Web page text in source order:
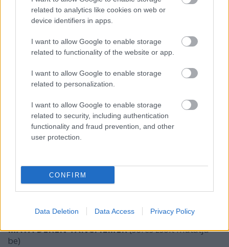
related to analytics like cookies on web or
device identifiers in apps.
I want to allow Google to enable storage
related to functionality of the website or app.
I want to allow Google to enable storage
related to personalization.
I want to allow Google to enable storage
related to security, including authentication
functionality and fraud prevention, and other
user protection.
CONFIRM
Data Deletion Data Access Privacy Policy
A jelenetek úgy követik egymást, ahogy egy
naplóban a személyes bejegyzések, intim
falakat építünk magunk és egymás köré, néha pedig
lebontjuk őket. Olykor, villanásnyi időre, rátalálunk
BERGER GYULA
Berger Gyula és Barátai Táncszínház - Sőrés Zsolt -
Koroknai Zsolt
- összművészeti találkozó a gyártelepi színházban -
MAYA DEREN TÁNCFILMEK(sőrés zsolt mutatja
be)